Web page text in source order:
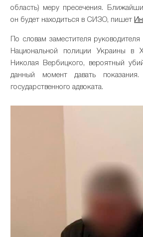
область) меру пресечения.
он будет находиться в СИЗО, пишет
По словам заместителя руководителя
Национальной полиции Украины в
Николая Вербицкого, вероятный
данный момент давать
государственного адвоката.